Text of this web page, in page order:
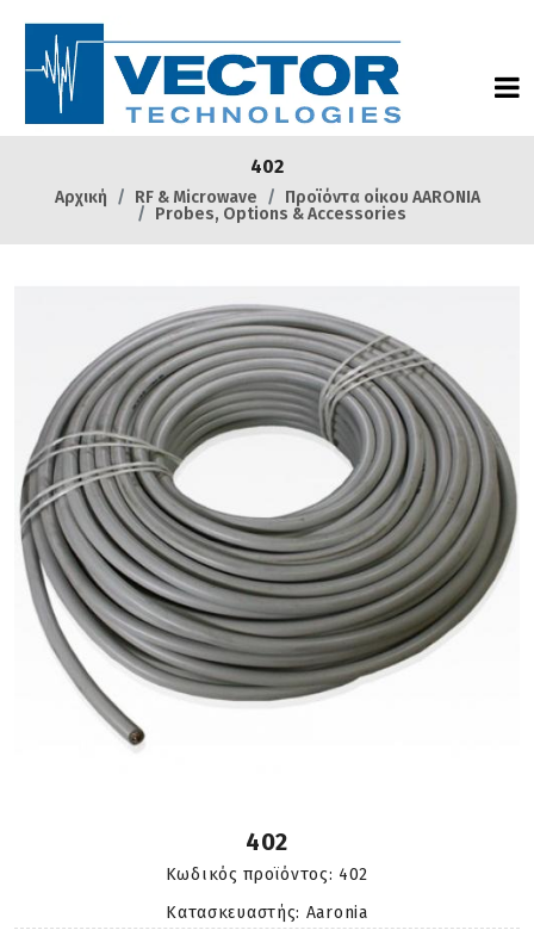
402
Αρχική RF & Microwave
Προϊόντα οίκου AARONIA
Probes, Options & Accessories
402
Κωδικός προϊόντος: 402
Κατασκευαστής: Aaronia